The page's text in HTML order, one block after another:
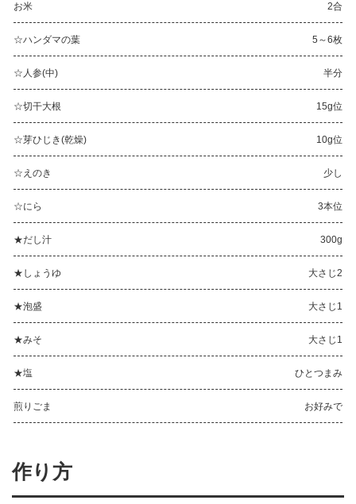
お米 2合
☆ハンダマの葉 5～6枚
☆人参(中) 半分
☆切干大根 15g位
☆芽ひじき(乾燥) 10g位
☆えのき 少し
☆にら 3本位
★だし汁 300g
★しょうゆ 大さじ2
★泡盛 大さじ1
★みそ 大さじ1
★塩 ひとつまみ
煎りごま お好みで
作り方